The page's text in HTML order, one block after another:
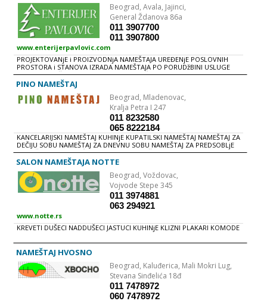
Beograd,Avala, Jajinci,
General Ždanova 86a
011 3907700
011 3907800
www.enterijerpavlovic.com
PROJEKTOVANjE i PROIZVODNjA NAMEŠTAJA UREĐENjE POSLOVNIH
PROSTORA i STANOVA IZRADA NAMEŠTAJA PO PORUDžBINI USLUGE
FURNIRANjA, ŠPEROVANjA, LAKIRANjA SUŠENjE MEKOG i TVRDOG
DRVETA U AUTOMATSKIM SUŠARAMA OBRADA MEDIJAPANA, MASIVA i
OSTALIH MATERIJALA NA CNC MAŠINI LEPLjENjE ABS i KANT TRAKE
BIBLIOTEKE DEČIJE SOBE KOMODE KREVETI KUHINjE KUPATILSKI
NAMEŠTAJ PLAKARI STEPENIŠTA STOLICE i STOLOVI VRATA MASKE ZA
PINO NAMEŠTAJ
Beograd, Mladenovac,
Kralja Petra I 247
011 8232580
065 8222184
KANCELARIJSKI NAMEŠTAJ KUHINjE KUPATILSKI NAMEŠTAJ NAMEŠTAJ ZA
DEČIJU SOBU NAMEŠTAJ ZA DNEVNU SOBU NAMEŠTAJ ZA PREDSOBLjE
NAMEŠTAJ ZA SPAVAĆU SOBU PLAKARI DEČIJI KREVETI KLIZNI PLAKARI
TRPEZARIJE
SALON NAMEŠTAJA NOTTE
Beograd,Voždovac,
Vojvode Stepe 345
011 3974881
063 294921
www.notte.rs
KREVETI DUŠECI NADDUŠECI JASTUCI KUHINjE KLIZNI PLAKARI KOMODE
NAMEŠTAJ HVOSNO
Beograd, Kaluđerica, Mali Mokri Lug,
Stevana Sinđelića 18đ
011 7478972
060 7478972